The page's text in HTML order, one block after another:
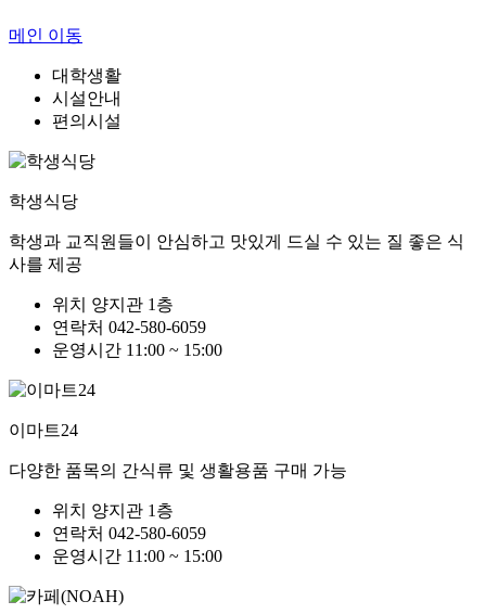
메인 이동
대학생활
시설안내
편의시설
학생식당
학생과 교직원들이 안심하고 맛있게 드실 수 있는 질 좋은 식
사를 제공
위치
양지관 1층
연락처 042-580-6059
운영시간 11:00 ~ 15:00
이마트24
다양한 품목의 간식류 및 생활용품 구매 가능
위치
양지관 1층
연락처 042-580-6059
운영시간 11:00 ~ 15:00